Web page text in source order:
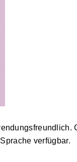
verfügbar.